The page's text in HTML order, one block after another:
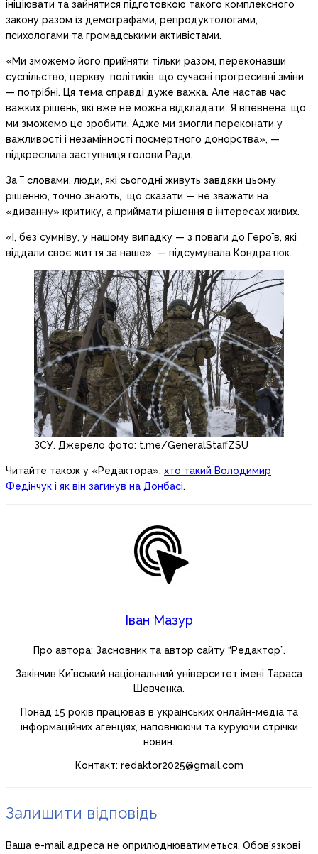
ініціювати та зайнятися підготовкою такого комплексного
закону разом із демографами, репродуктологами,
психологами та громадськими активістами.
«Ми зможемо його прийняти тільки разом, переконавши
суспільство, церкву, політиків, що сучасні прогресивні зміни
— потрібні. Ця тема справді дуже важка. Але настав час
важких рішень, які вже не можна відкладати. Я впевнена, що
ми зможемо це зробити. Адже ми змогли переконати у
важливості і незамінності посмертного донорства», —
підкреслила заступниця голови Ради.
За її словами, люди, які сьогодні живуть завдяки цьому
рішенню, точно знають, що сказати — не зважати на
«диванну» критику, а приймати рішення в інтересах живих.
«І, без сумніву, у нашому випадку — з поваги до Героїв, які
віддали своє життя за наше», — підсумувала Кондратюк.
ЗСУ. Джерело фото: t.me/GeneralStaffZSU
Читайте також у «Редактора», хто такий Володимир
Федінчук і як він загинув на Донбасі.
Іван Мазур
Про автора: Засновник та автор сайту “Редактор”.
Закінчив Київський національний університет імені Тараса
Шевченка.
Понад 15 років працював в українських онлайн-медіа та
інформаційних агенціях, наповнюючи та куруючи стрічки
новин.
Контакт: redaktor2025@gmail.com
Залишити відповідь
Ваша e-mail адреса не оприлюднюватиметься. Обов’язкові